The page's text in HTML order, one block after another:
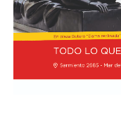
expertos que luego
una calificación
actuación a lo largo
incluye también la
tener, las carreras